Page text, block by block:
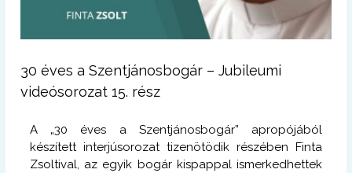
30 éves a Szentjánosbogár – Jubileumi
videósorozat 15. rész
A „30 éves a Szentjánosbogár” apropójából
készített interjúsorozat tizenötödik részében Finta
Zsoltival, az egyik bogár kispappal ismerkedhettek